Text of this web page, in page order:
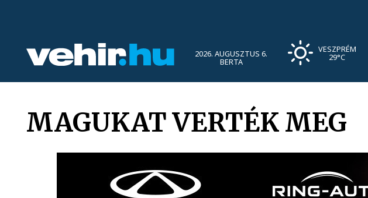
2026. AUGUSZTUS 6.
BERTA
VESZPRÉM
29°C
MAGUKAT VERTÉK MEG